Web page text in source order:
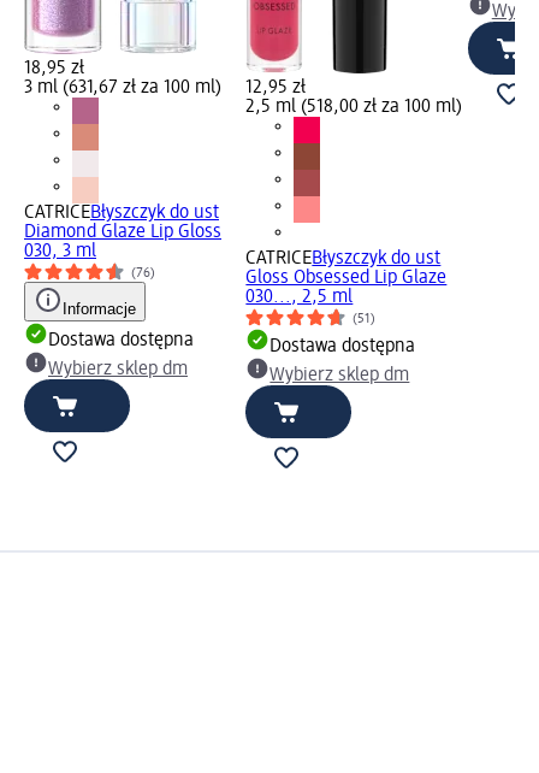
18,95 zł
3 ml (631,67 zł za 100 ml)
CATRICEBłyszczyk do ust
Diamond Glaze Lip Gloss
030, 3 ml
(76)
Informacje
Dostawa dostępna
Wybierz sklep dm
12,95 zł
2,5 ml (518,00 zł za 100 ml)
CATRICEBłyszczyk do ust
Gloss Obsessed Lip Glaze
030..., 2,5 ml
(51)
Dostawa dostępna
Wybierz sklep dm